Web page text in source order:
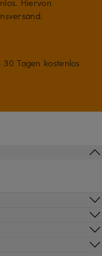
Hiervon
Tagen kostenlos